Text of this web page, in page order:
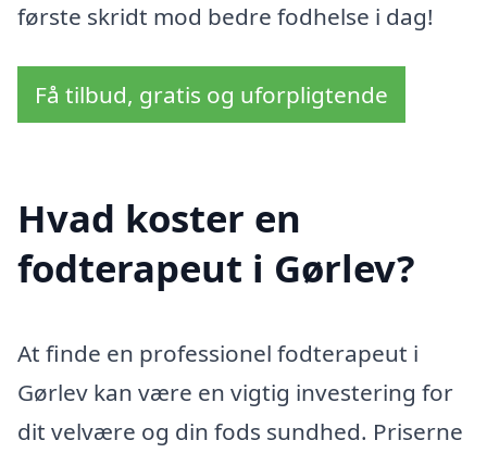
første skridt mod bedre fodhelse i dag!
Få tilbud, gratis og uforpligtende
Hvad koster en
fodterapeut i Gørlev?
At finde en professionel fodterapeut i
Gørlev kan være en vigtig investering for
dit velvære og din fods sundhed. Priserne